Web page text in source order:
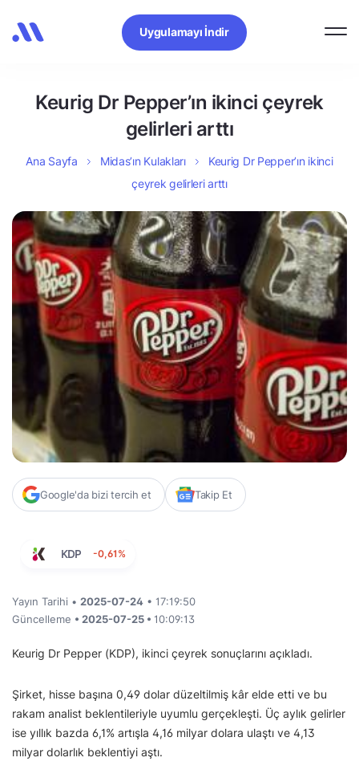
Uygulamayı İndir
Keurig Dr Pepper’ın ikinci çeyrek
gelirleri arttı
Ana Sayfa Midas’ın Kulakları
Keurig Dr Pepper’ın ikinci
çeyrek gelirleri arttı
Google'da bizi tercih et Takip Et
KDP -0,61%
Yayın Tarihi • 2025-07-24 • 17:19:50
Güncelleme • 2025-07-25 • 10:09:13
Keurig Dr Pepper (KDP), ikinci çeyrek sonuçlarını açıkladı.
Şirket, hisse başına 0,49 dolar düzeltilmiş kâr elde etti ve bu
rakam analist beklentileriyle uyumlu gerçekleşti. Üç aylık gelirler
ise yıllık bazda 6,1% artışla 4,16 milyar dolara ulaştı ve 4,13
milyar dolarlık beklentiyi aştı.